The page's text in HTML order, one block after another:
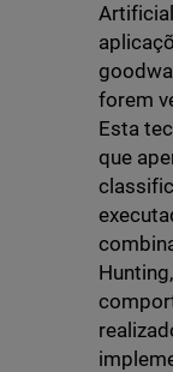
forem
Esta
que